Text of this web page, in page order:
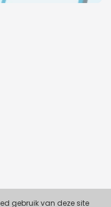
gebruik van deze site